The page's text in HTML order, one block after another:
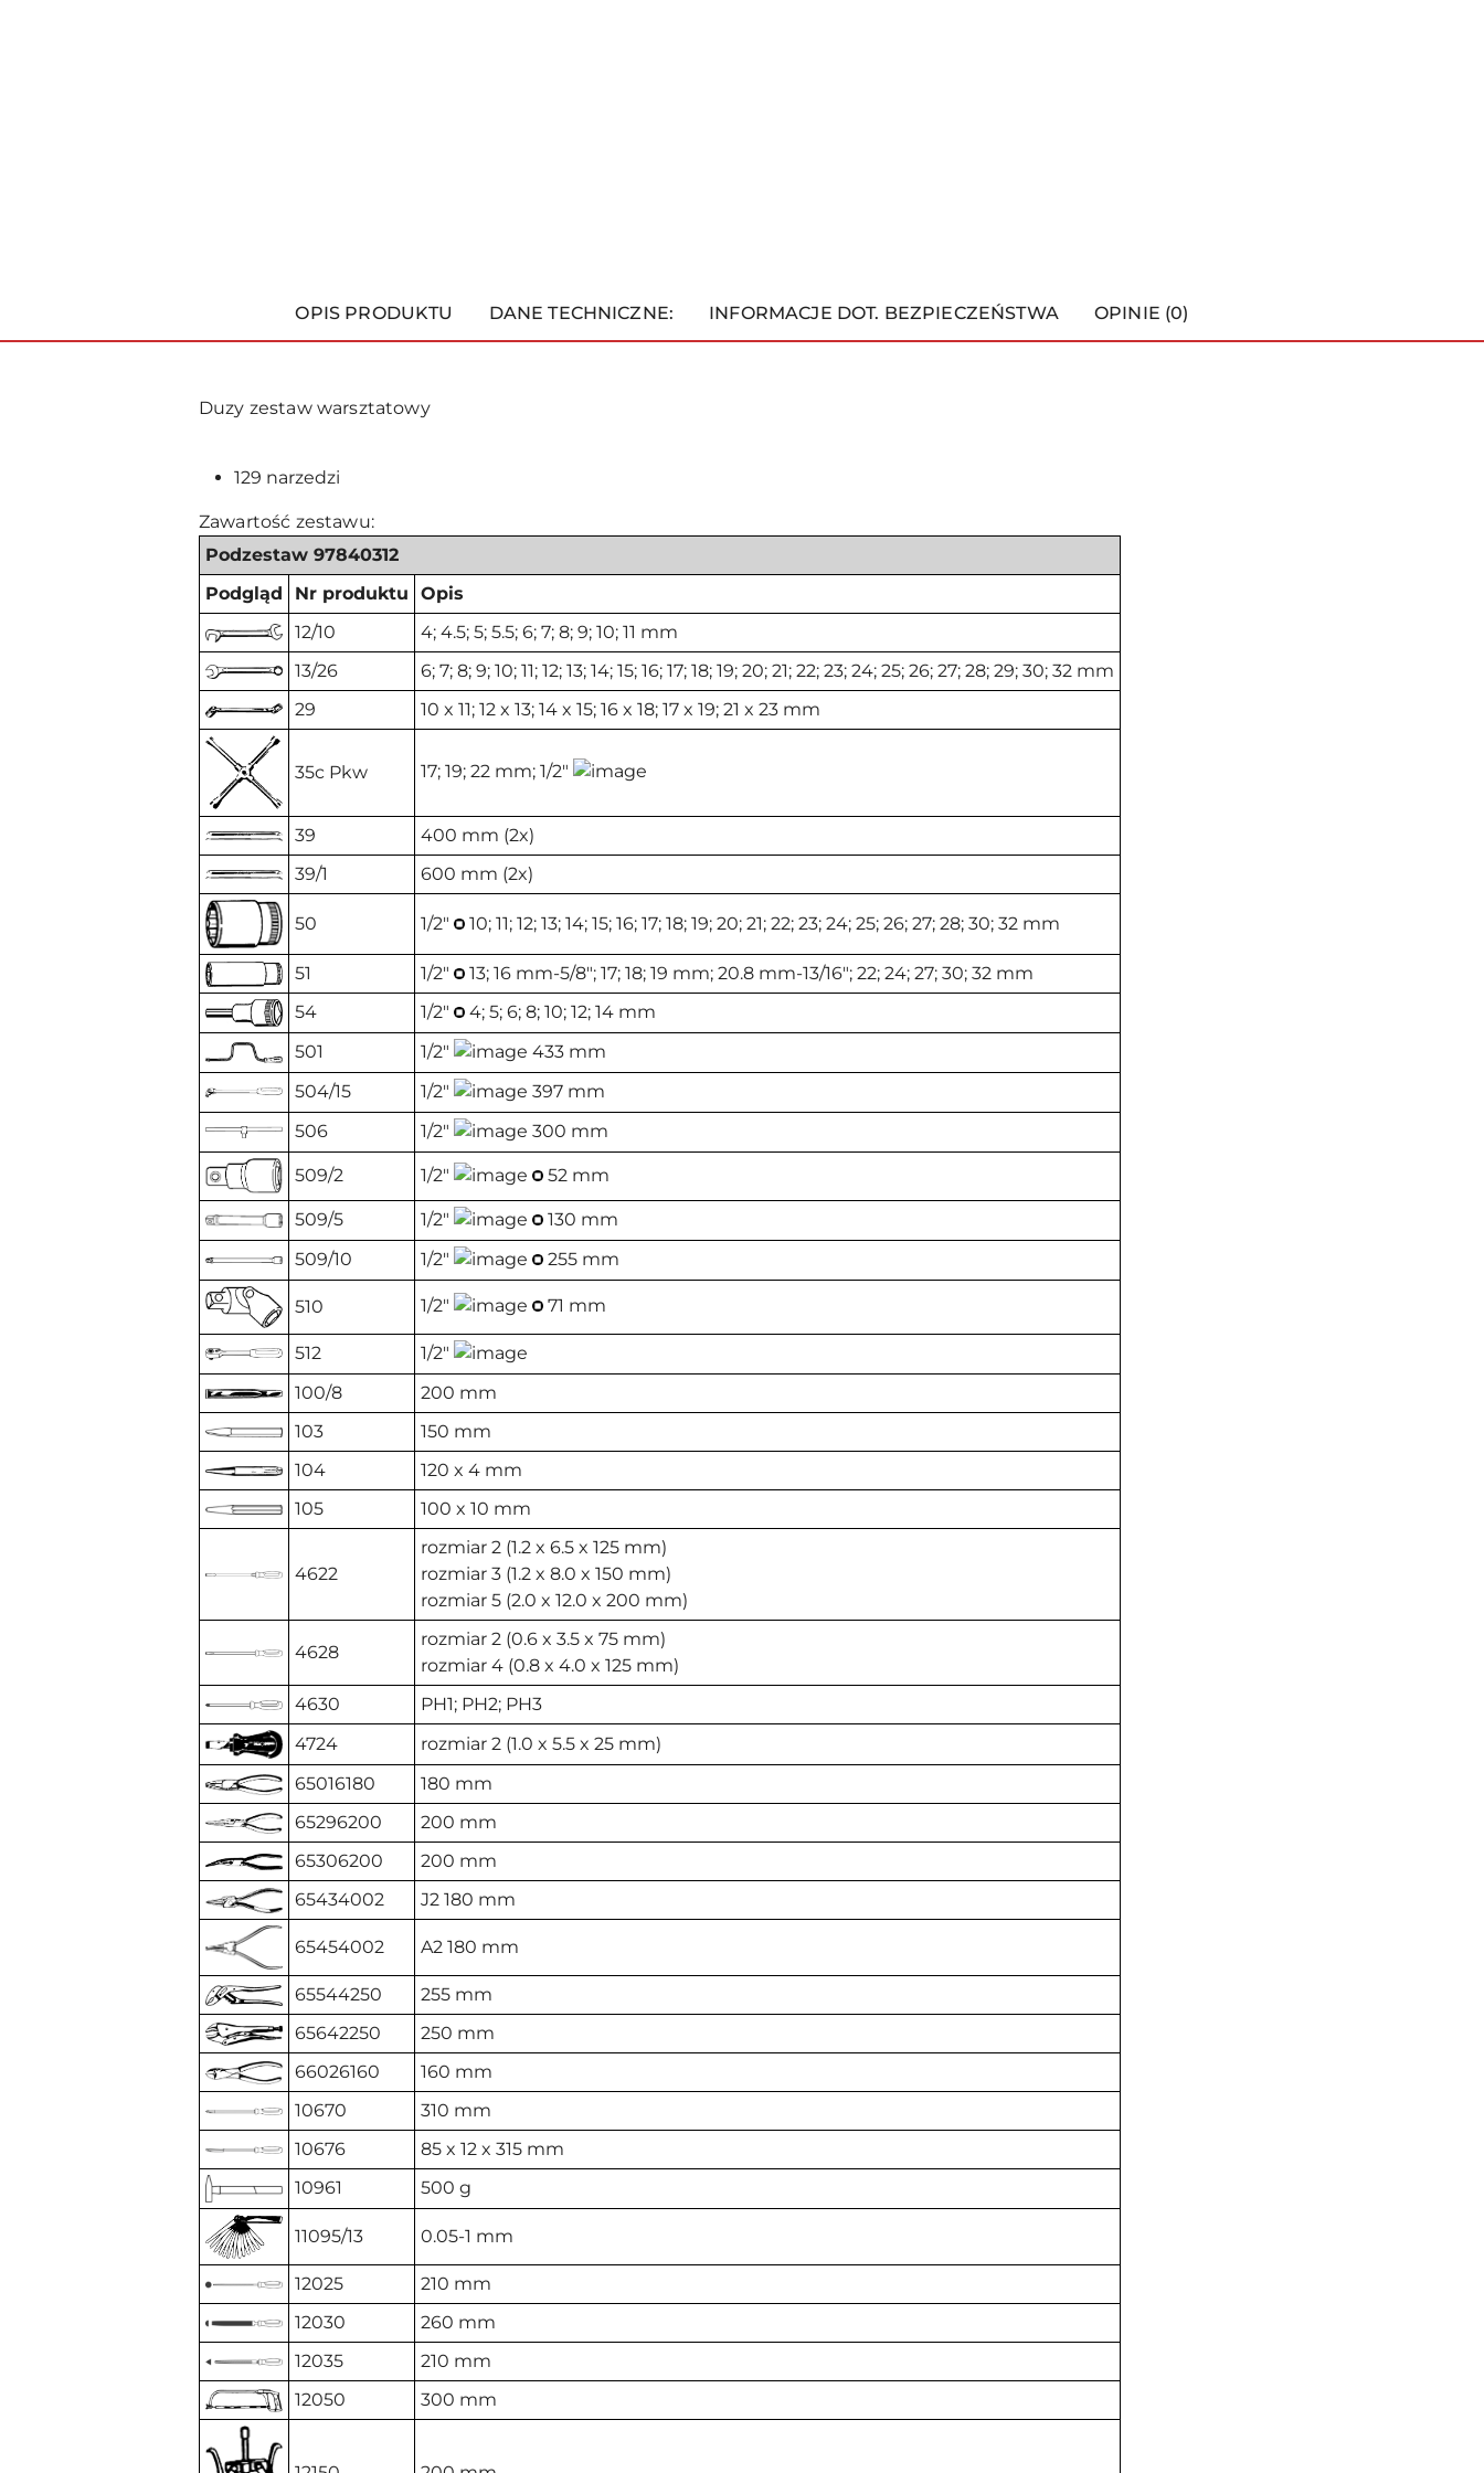
OPIS PRODUKTU DANE TECHNICZNE: INFORMACJE DOT. BEZPIECZEŃSTWA OPINIE (0)
Duzy zestaw warsztatowy
129 narzedzi
Zawartość zestawu:
Podzestaw 97840312
Podgląd
Nr produktu
Opis
12/10
4; 4.5; 5; 5.5; 6; 7; 8; 9; 10; 11 mm
13/26
6; 7; 8; 9; 10; 11; 12; 13; 14; 15; 16; 17; 18; 19; 20; 21; 22; 23; 24; 25; 26; 27; 28; 29; 30; 32 mm
29
10 x 11; 12 x 13; 14 x 15; 16 x 18; 17 x 19; 21 x 23 mm
35c Pkw 17; 19; 22 mm; 1/2"
39
400 mm (2x)
39/1
600 mm (2x)
50 1/2" 10; 11; 12; 13; 14; 15; 16; 17; 18; 19; 20; 21; 22; 23; 24; 25; 26; 27; 28; 30; 32 mm
51 1/2"
13; 16 mm-5/8"; 17; 18; 19 mm; 20.8 mm-13/16"; 22; 24; 27; 30; 32 mm
54
1/2"
4; 5; 6; 8; 10; 12; 14 mm
501
1/2"
433 mm
504/15
1/2"
397 mm
506
1/2" 300 mm
509/2 1/2" 52 mm
509/5 1/2"
130 mm
509/10
1/2" 255 mm
510 1/2" 71 mm
512
1/2"
100/8
200 mm
103
150 mm
104
120 x 4 mm
105
100 x 10 mm
4622
rozmiar 2 (1.2 x 6.5 x 125 mm)
rozmiar 3 (1.2 x 8.0 x 150 mm)
rozmiar 5 (2.0 x 12.0 x 200 mm)
4628
rozmiar 2 (0.6 x 3.5 x 75 mm)
rozmiar 4 (0.8 x 4.0 x 125 mm)
4630
PH1; PH2; PH3
4724
rozmiar 2 (1.0 x 5.5 x 25 mm)
65016180
180 mm
65296200
200 mm
65306200
200 mm
65434002
J2 180 mm
65454002 A2 180 mm
65544250
255 mm
65642250
250 mm
66026160
160 mm
10670
310 mm
10676
85 x 12 x 315 mm
10961
500 g
11095/13 0.05-1 mm
12025
210 mm
12030
260 mm
12035
210 mm
12050
300 mm